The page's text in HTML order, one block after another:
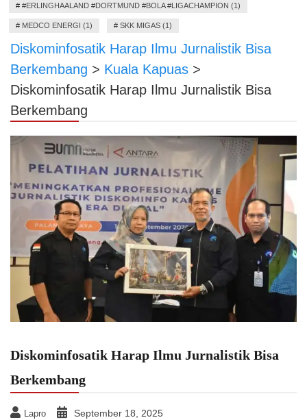
# #ERLINGHAALAND #DORTMUND #BOLA #LIGACHAMPION (1)
# MEDCO ENERGI (1) # SKK MIGAS (1)
Diskominfosatik Harap Ilmu Jurnalistik Bisa
Berkembang > Kuala Kapuas >
Diskominfosatik Harap Ilmu Jurnalistik Bisa
Berkembang
Diskominfosatik Harap Ilmu Jurnalistik Bisa
Berkembang
Lapro September 18, 2025